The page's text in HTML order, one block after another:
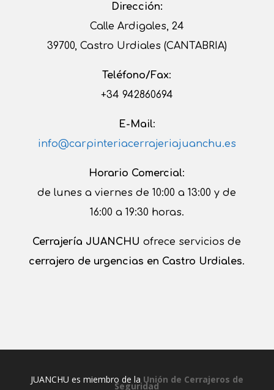
Dirección:
Calle Ardigales, 24
39700, Castro Urdiales (CANTABRIA)
Teléfono/Fax:
+34 942860694
E-Mail:
info@carpinteriacerrajeriajuanchu.es
Horario Comercial:
de lunes a viernes de 10:00 a 13:00 y de
16:00 a 19:30 horas.
Cerrajería JUANCHU ofrece servicios de
cerrajero de urgencias en Castro Urdiales.
JUANCHU es miembro de la Unión de Cerrajeros de
Seguridad